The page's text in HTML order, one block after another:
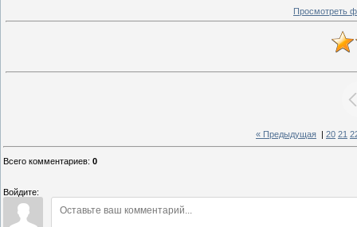
Просмотреть
« Предыдущая 20 21
Всего комментариев: 0
Войдите: